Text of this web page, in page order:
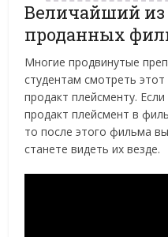
Величайший из
проданных
Многие продвинутые
студентам смотреть
продакт плейсменту.
продакт плейсмент в
то после этого фильма
станете видеть их везде.